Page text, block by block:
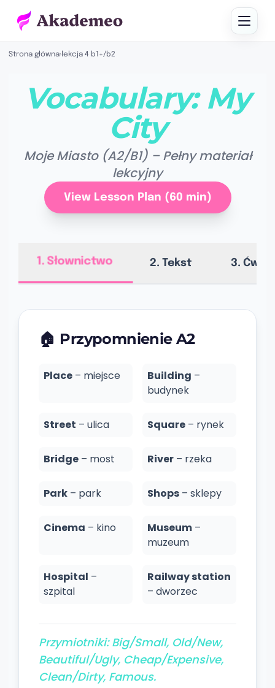
Strona główna› lekcja 4 b1+/b2
Vocabulary: My
City
Moje Miasto (A2/B1) – Pełny materiał
lekcyjny
View Lesson Plan (60 min)
1. Słownictwo 2. Tekst 3.
🏠 Przypomnienie A2
Place – miejsce Building –
budynek
Street – ulica Square – rynek
Bridge – most River – rzeka
Park – park Shops – sklepy
Cinema – kino Museum –
muzeum
Hospital –
szpital
Railway station
– dworzec
Przymiotniki: Big/Small, Old/New,
Beautiful/Ugly, Cheap/Expensive,
Clean/Dirty, Famous.